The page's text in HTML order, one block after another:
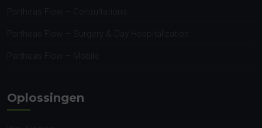
Oplossingen